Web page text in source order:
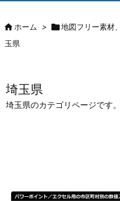
ホーム > 地図フリー素材
玉県
埼玉県
埼玉県のカテゴリページです。